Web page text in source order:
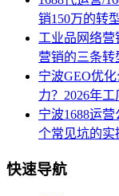
销150万的转
工业品网络营
营销的三条转
宁波GEO优
力？2026年
宁波1688运
个常见坑的实
快速导航